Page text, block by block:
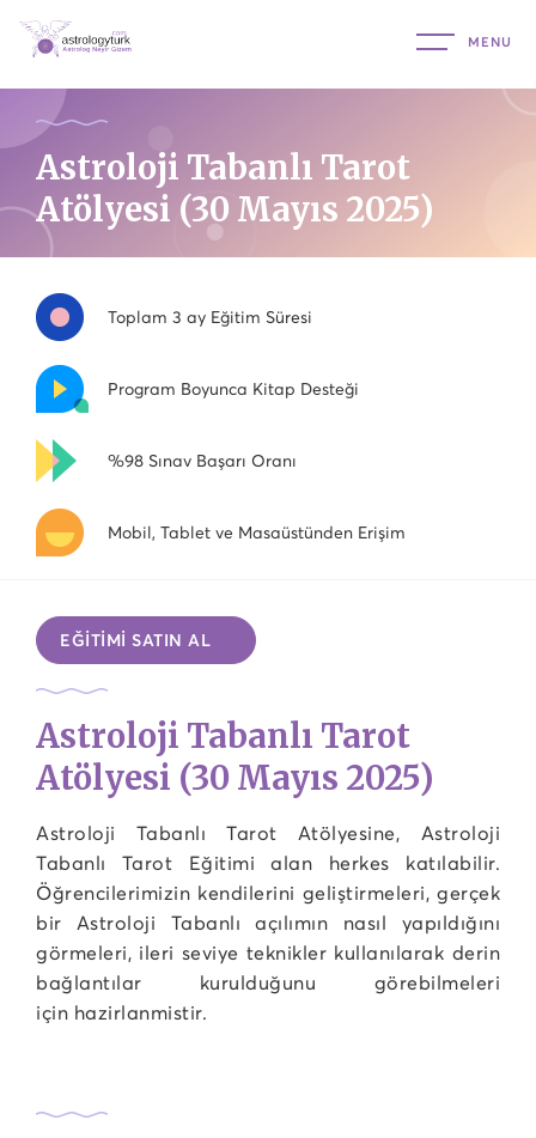
Astroloji Tabanlı Tarot
Atölyesi (30 Mayıs 2025)
Toplam 3 ay Eğitim Süresi
Program Boyunca Kitap Desteği
%98 Sınav Başarı Oranı
Mobil, Tablet ve Masaüstünden Erişim
EĞİTİMİ SATIN AL
Astroloji Tabanlı Tarot
Atölyesi (30 Mayıs 2025)
Astroloji Tabanlı Tarot Atölyesine, Astroloji
Tabanlı Tarot Eğitimi alan herkes katılabilir.
Öğrencilerimizin kendilerini geliştirmeleri, gerçek
bir Astroloji Tabanlı açılımın nasıl yapıldığını
görmeleri, ileri seviye teknikler kullanılarak derin
bağlantılar kurulduğunu görebilmeleri
için hazirlanmistir.